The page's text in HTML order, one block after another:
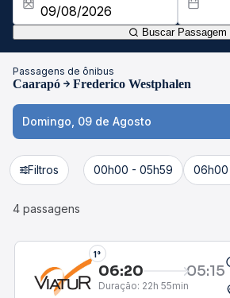
Buscar Passagem
Passagens de ônibus
Caarapó Frederico Westphalen
Domingo, 09 de Agosto
Filtros 00h00 - 05h59 06h00
4 passagens
1°
06:20 05:15
Duração: 22h 55min